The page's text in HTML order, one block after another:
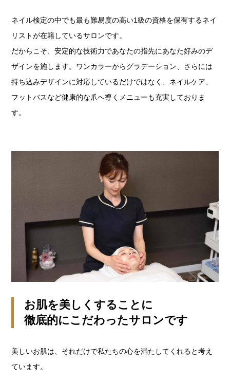
ネイル検定の中でも最も難易度の高い1級の資格を保有するネイ
リストが在籍しているサロンです。
だからこそ、安定的な技術力であなたの指先にあなた好みのデ
ザインを施します。ワンカラーからグラデーション、さらには
持ち込みデザインに対応しているだけではなく、ネイルケア、
フットバスなど健康的な爪へ導くメニューも充実しておりま
す。
お肌を美しくすることに
徹底的にこだわったサロンです
美しいお肌は、それだけで私たちの心を満たしてくれると考え
ています。